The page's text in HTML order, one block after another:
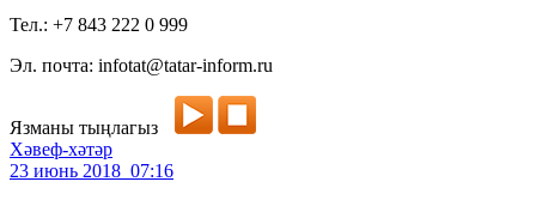
Тел.: +7 843 222 0 999
Эл. почта: infotat@tatar-inform.ru
Язманы тыңлагыз
Хәвеф-хәтәр
23 июнь 2018 07:16